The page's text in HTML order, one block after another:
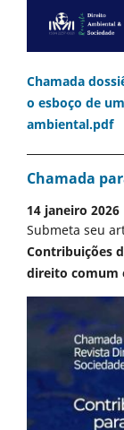
Chamada
o esboço de
ambiental.pdf
Chamada
14 janeiro 2026
Submeta seu
Contribuições
direito comum